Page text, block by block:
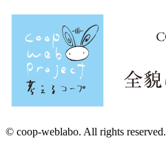
© coop-weblabo. All rights reserved.